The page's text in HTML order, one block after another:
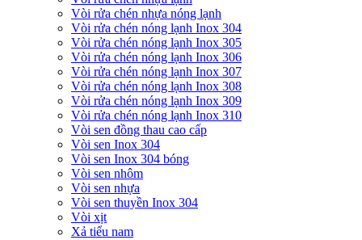
Vòi rửa chén nhựa nóng lạnh
Vòi rửa chén nóng lạnh Inox 304
Vòi rửa chén nóng lạnh Inox 305
Vòi rửa chén nóng lạnh Inox 306
Vòi rửa chén nóng lạnh Inox 307
Vòi rửa chén nóng lạnh Inox 308
Vòi rửa chén nóng lạnh Inox 309
Vòi rửa chén nóng lạnh Inox 310
Vòi sen đồng thau cao cấp
Vòi sen Inox 304
Vòi sen Inox 304 bóng
Vòi sen nhôm
Vòi sen nhựa
Vòi sen thuyền Inox 304
Vòi xịt
Xả tiểu nam